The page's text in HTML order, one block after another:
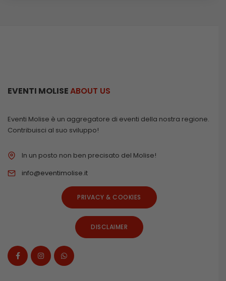
EVENTI MOLISEABOUT US
Eventi Molise è un aggregatore di eventi della nostra regione.
Contribuisci al suo sviluppo!
In un posto non ben precisato del Molise!
info@eventimolise.it
PRIVACY & COOKIES
DISCLAIMER